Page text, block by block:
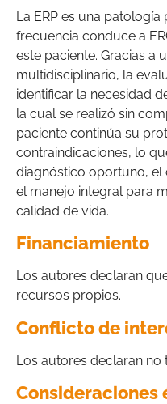
La ERP es una
frecuencia conduce a
este paciente. Gracias a
multidisciplinario, la
identificar la necesidad
la cual se realizó sin
paciente continúa su
contraindicaciones, lo
diagnóstico oportuno,
el manejo integral para
calidad de vida.
Financiamiento
Los autores declaran
recursos propios.
Conflicto de
Los autores declaran no
Consideraciones